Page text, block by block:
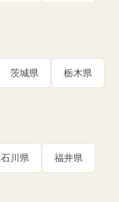
茨城県 栃木県
石川県 福井県